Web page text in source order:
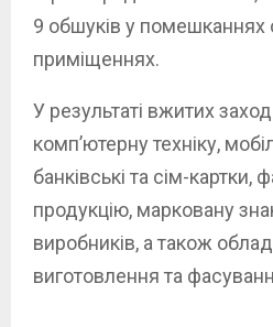
9 обшуків у помешканнях
приміщеннях.
У результаті вжитих
комп’ютерну техніку,
банківські та сім-картки,
продукцію, марковану
виробників, а також
виготовлення та